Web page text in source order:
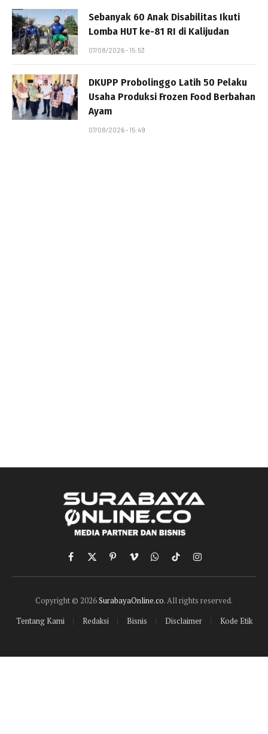
Sebanyak 60 Anak Disabilitas Ikuti
Lomba HUT ke-81 RI di Kalijudan
07/08/2026 - 15:53
DKUPP Probolinggo Latih 50 Pelaku
Usaha Produksi Frozen Food Berbahan
Ayam
07/08/2026 - 15:49
Facebook
X
(Twitter)
PinterestVimeoWhatsApp
TikTokInstagram
Copyright © 2026SurabayaOnline.co. All rights reserved.
Tentang Kami
Redaksi Bisnis Disclaimer Kode Etik